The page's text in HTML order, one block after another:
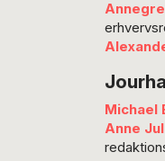
Michael
Anne